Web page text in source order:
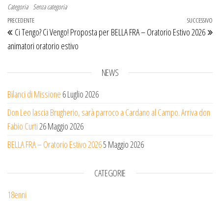
Categoria Senza categoria
Navigazione articoli
Articolo precedente
PRECEDENTE
Ci Tengo? Ci Vengo! Proposta per
animatori oratorio estivo
SUCCESSIVO
BELLA FRA – Oratorio Estivo 2026
NEWS
Bilanci di Missione 6 Luglio 2026
Don Leo lascia Brugherio, sarà parroco a Cardano al Campo. Arriva don
Fabio Curti 26 Maggio 2026
BELLA FRA – Oratorio Estivo 20265 Maggio 2026
CATEGORIE
18enni